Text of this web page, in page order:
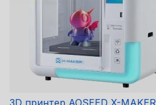
3D принтер AOSEED X-MAKER